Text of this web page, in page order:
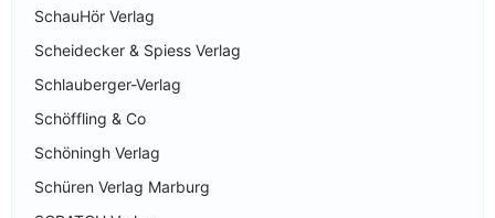
SchauHör Verlag
Scheidecker & Spiess Verlag
Schlauberger-Verlag
Schöffling & Co
Schöningh Verlag
Schüren Verlag Marburg